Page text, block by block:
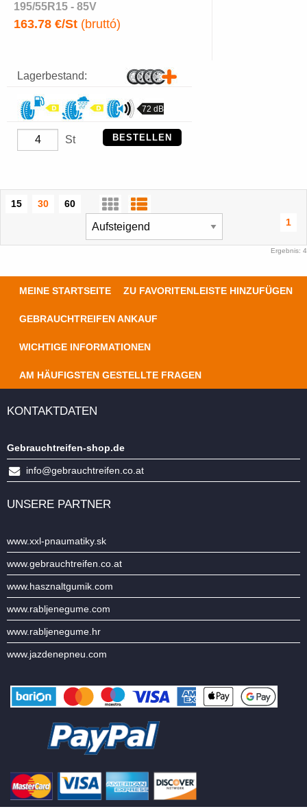
195/55R15 - 85V
163.78 €/St (bruttó)
Lagerbestand:
72 dB
St BESTELLEN
15 30
60
1
Ergebnis: 4
MEINE STARTSEITE ZU FAVORITENLEISTE HINZUFÜGEN
GEBRAUCHTREIFEN ANKAUF
WICHTIGE INFORMATIONEN
AM HÄUFIGSTEN GESTELLTE FRAGEN
KONTAKTDATEN
Gebrauchtreifen-shop.de
info@gebrauchtreifen.co.at
UNSERE PARTNER
www.xxl-pnaumatiky.sk
www.gebrauchtreifen.co.at
www.hasznaltgumik.com
www.rabljenegume.com
www.rabljenegume.hr
www.jazdenepneu.com